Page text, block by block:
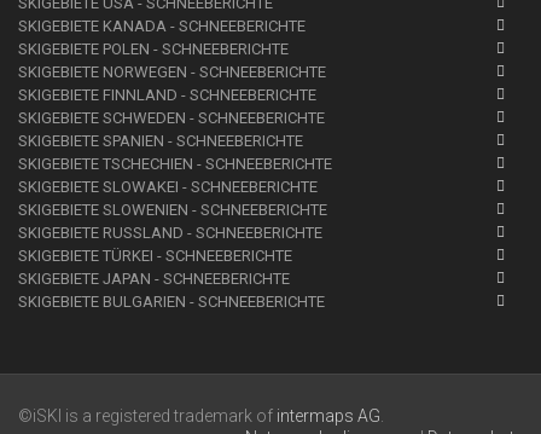
SKIGEBIETE KANADA - SCHNEEBERICHTE
SKIGEBIETE POLEN - SCHNEEBERICHTE
SKIGEBIETE NORWEGEN - SCHNEEBERICHTE
SKIGEBIETE FINNLAND - SCHNEEBERICHTE
SKIGEBIETE SCHWEDEN - SCHNEEBERICHTE
SKIGEBIETE SPANIEN - SCHNEEBERICHTE
SKIGEBIETE TSCHECHIEN - SCHNEEBERICHTE
SKIGEBIETE SLOWAKEI - SCHNEEBERICHTE
SKIGEBIETE SLOWENIEN - SCHNEEBERICHTE
SKIGEBIETE RUSSLAND - SCHNEEBERICHTE
SKIGEBIETE TÜRKEI - SCHNEEBERICHTE
SKIGEBIETE JAPAN - SCHNEEBERICHTE
SKIGEBIETE BULGARIEN - SCHNEEBERICHTE
©iSKI is a registered trademark of intermaps AG